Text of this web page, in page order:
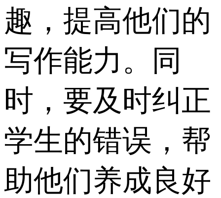
趣，提高他们的
写作能力。同
时，要及时纠正
学生的错误，帮
助他们养成良好